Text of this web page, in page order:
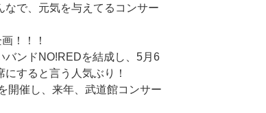
で、元気を与えてるコンサー
！！！
バンドNO!REDを結成し、5月6
すると言う人気ぶり！
開催し、来年、武道館コンサー